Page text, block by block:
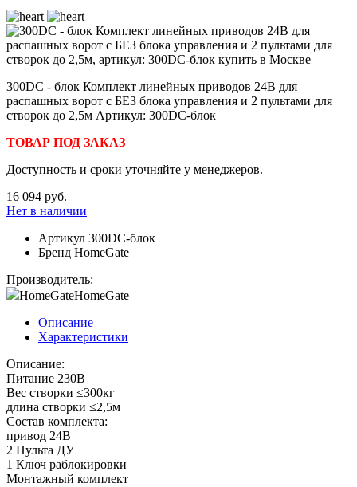
300DC - блок Комплект линейных приводов 24В для
распашных ворот с БЕЗ блока управления и 2 пультами для
створок до 2,5м Артикул: 300DC-блок
ТОВАР ПОД ЗАКАЗ
Доступность и сроки уточняйте у менеджеров.
16 094 руб.
Нет в наличии
Артикул 300DC-блок
Бренд HomeGate
Производитель:
HomeGateHomeGate
Описание
Характеристики
Описание:
Питание 230В
Вес створки ≤300кг
длина створки ≤2,5м
Состав комплекта:
привод 24В
2 Пульта ДУ
1 Ключ раблокировки
Монтажный комплект